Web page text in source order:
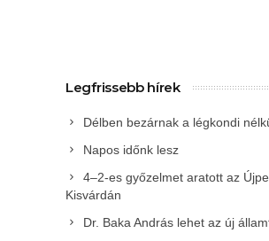
Legfrissebb hírek
Délben bezárnak a légkondi
Napos időnk lesz
4–2-es győzelmet aratott az
Kisvárdán
Dr. Baka András lehet az új